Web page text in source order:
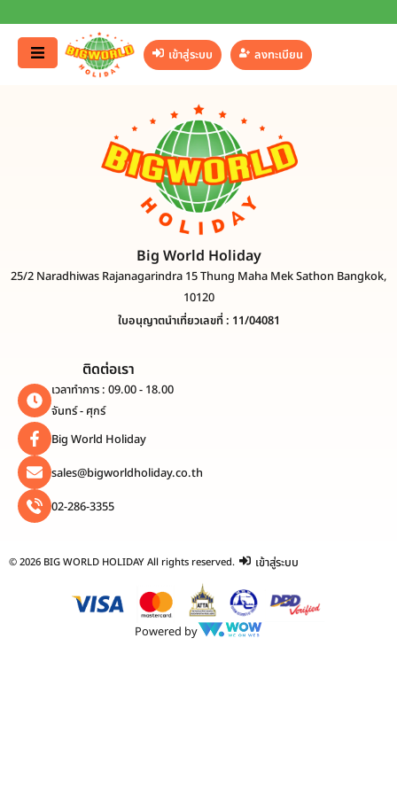
เข้าสู่ระบบ ลงทะเบียน
Big World Holiday
25/2 Naradhiwas Rajanagarindra 15 Thung Maha Mek Sathon Bangkok,
10120
ใบอนุญาตนำเที่ยวเลขที่ : 11/04081
ติดต่อเรา
เวลาทำการ : 09.00 - 18.00
จันทร์ - ศุกร์
Big World Holiday
sales@bigworldholiday.co.th
02-286-3355
© 2026 BIG WORLD HOLIDAY All rights reserved. เข้าสู่ระบบ
Powered by